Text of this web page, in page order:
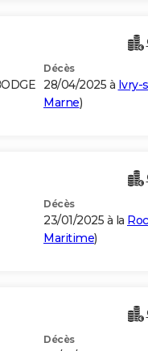
Décès
28/04/2025 à Ivry-
Marne)
Décès
23/01/2025 à la
Maritime)
Décès